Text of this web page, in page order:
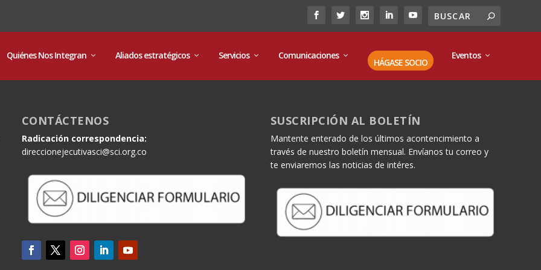
Quiénes Nos Integran Aliados estratégicos Servicios Comunicaciones
HÁGASE SOCIO
Eventos
CONTÁCTENOS
Radicación correspondencia:
direccionejecutivasci@sci.org.co
SUSCRIPCIÓN AL BOLETÍN
Mantente enterado de los últimos acontencimiento a
través de nuestro boletín mensual. Envíanos tu correo y
te enviaremos las noticias de intéres.